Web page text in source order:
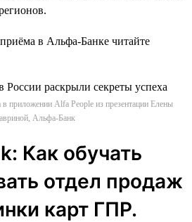
в Альфа-Банке читайте
приложении Alfa People из презентации Елены
Альфа-Банк
Как обучать
отдел продаж
карт ГПР.